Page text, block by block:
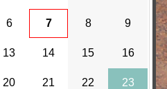
6 7 8 9
13 14 15 16
20 21 22 23